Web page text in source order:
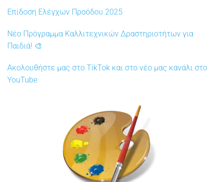
Επίδοση Ελέγχων Προόδου 2025
Νέο Πρόγραμμα Καλλιτεχνικών Δραστηριοτήτων για
Παιδιά! 🎨
Ακολουθήστε μας στο TikTok και στο νέο μας κανάλι στο
YouTube